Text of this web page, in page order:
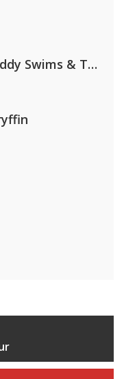
David Guetta, Teddy Swims & Tones And I